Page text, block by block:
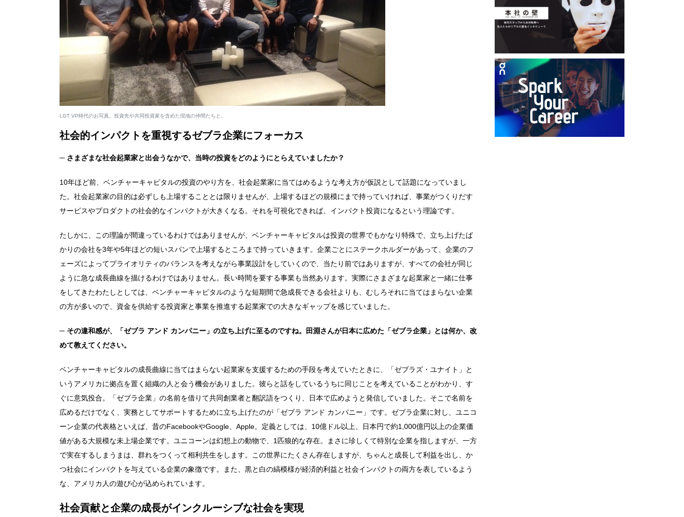
LGT VP時代のお写真。投資先や共同投資家を含めた現地の仲間たちと。
社会的インパクトを重視するゼブラ企業にフォーカス
─ さまざまな社会起業家と出会うなかで、当時の投資をどのようにとらえていましたか？
10年ほど前、ベンチャーキャピタルの投資のやり方を、社会起業家に当てはめるような考え方が仮説として話題になっていまし
た。社会起業家の目的は必ずしも上場することとは限りませんが、上場するほどの規模にまで持っていければ、事業がつくりだす
サービスやプロダクトの社会的なインパクトが大きくなる。それを可視化できれば、インパクト投資になるという理論です。
たしかに、この理論が間違っているわけではありませんが、ベンチャーキャピタルは投資の世界でもかなり特殊で、立ち上げたば
かりの会社を3年や5年ほどの短いスパンで上場するところまで持っていきます。企業ごとにステークホルダーがあって、企業のフ
ェーズによってプライオリティのバランスを考えながら事業設計をしていくので、当たり前ではありますが、すべての会社が同じ
ように急な成長曲線を描けるわけではありません。長い時間を要する事業も当然あります。実際にさまざまな起業家と一緒に仕事
をしてきたわたしとしては、ベンチャーキャピタルのような短期間で急成長できる会社よりも、むしろそれに当てはまらない企業
の方が多いので、資金を供給する投資家と事業を推進する起業家での大きなギャップを感じていました。
─ その違和感が、「ゼブラ アンド カンパニー」の立ち上げに至るのですね。田淵さんが日本に広めた「ゼブラ企業」とは何か、改
めて教えてください。
ベンチャーキャピタルの成長曲線に当てはまらない起業家を支援するための手段を考えていたときに、「ゼブラズ・ユナイト」と
いうアメリカに拠点を置く組織の人と会う機会がありました。彼らと話をしているうちに同じことを考えていることがわかり、す
ぐに意気投合。「ゼブラ企業」の名前を借りて共同創業者と翻訳語をつくり、日本で広めようと発信していました。そこで名前を
広めるだけでなく、実務としてサポートするために立ち上げたのが「ゼブラ アンド カンパニー」です。ゼブラ企業に対し、ユニコ
ーン企業の代表格といえば、昔のFacebookやGoogle、Apple。定義としては、10億ドル以上、日本円で約1,000億円以上の企業価
値がある大規模な未上場企業です。ユニコーンは幻想上の動物で、1匹狼的な存在。まさに珍しくて特別な企業を指しますが、一方
で実在するしまうまは、群れをつくって相利共生をします。この世界にたくさん存在しますが、ちゃんと成長して利益を出し、か
つ社会にインパクトを与えている企業の象徴です。また、黒と白の縞模様が経済的利益と社会インパクトの両方を表しているよう
な、アメリカ人の遊び心が込められています。
社会貢献と企業の成長がインクルーシブな社会を実現